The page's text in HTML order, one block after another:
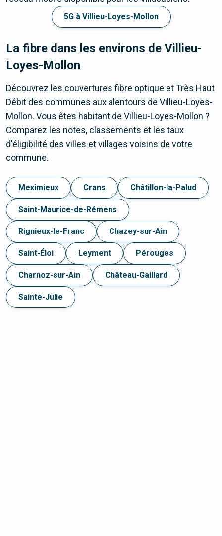
5G à Villieu-Loyes-Mollon
La fibre dans les environs de Villieu-
Loyes-Mollon
Découvrez les couvertures fibre optique et Très Haut
Débit des communes aux alentours de Villieu-Loyes-
Mollon. Vous êtes habitant de Villieu-Loyes-Mollon ?
Comparez les notes, classements et les taux
d'éligibilité des villes et villages voisins de votre
commune.
Meximieux Crans Châtillon-la-Palud
Saint-Maurice-de-Rémens
Rignieux-le-Franc Chazey-sur-Ain
Saint-Éloi Leyment Pérouges
Charnoz-sur-Ain Château-Gaillard
Sainte-Julie